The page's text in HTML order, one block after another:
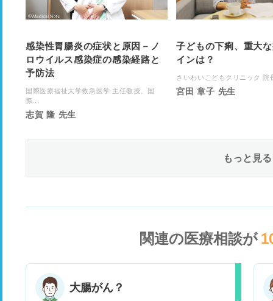
感染性胃腸炎の症状と原因－ノ
ロウイルス感染症の感染経路と
予防法
国際医療福祉大学救急医学 主任教授、国
際...
志賀 隆 先生
子どもの下痢、重大
インは？
さいわいこどもクリニック 院
宮田 章子 先生
もっと見る
関連の医療相談が
大腸がん？